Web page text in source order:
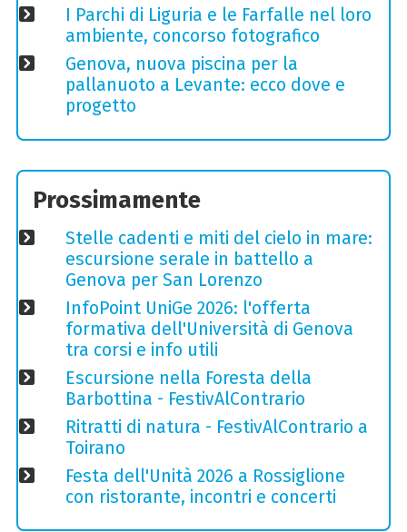
I Parchi di Liguria e le Farfalle nel loro
ambiente, concorso fotografico
Genova, nuova piscina per la
pallanuoto a Levante: ecco dove e
progetto
Prossimamente
Stelle cadenti e miti del cielo in mare:
escursione serale in battello a
Genova per San Lorenzo
InfoPoint UniGe 2026: l'offerta
formativa dell'Università di Genova
tra corsi e info utili
Escursione nella Foresta della
Barbottina - FestivAlContrario
Ritratti di natura - FestivAlContrario a
Toirano
Festa dell'Unità 2026 a Rossiglione
con ristorante, incontri e concerti